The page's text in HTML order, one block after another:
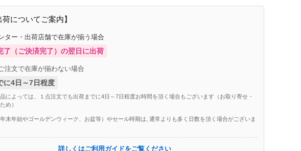
荷についてご案内】
ター・出荷店舗で在庫が揃う場合
了（ご決済完了）の翌日に出荷
注文で在庫が揃わない場合
に4日～7日程度
によっては、１点注文でも出荷までに4日～7日程度お時間を頂く場合もございます（お取り寄せ・
め）
末年始やゴールデンウィーク、お盆等）やセール時期は, 通常よりも多く日数を頂く場合がございま
詳しくはご利用ガイドをご覧ください